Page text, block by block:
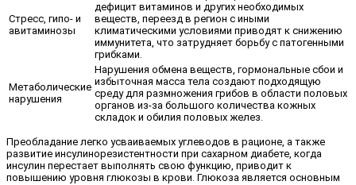
Стресс, гипо- и
авитаминозы
дефицит витаминов и других необходимых
веществ, переезд в регион с иными
климатическими условиями приводят к снижению
иммунитета, что затрудняет борьбу с патогенными
грибками.
Метаболические
нарушения
Нарушения обмена веществ, гормональные сбои и
избыточная масса тела создают подходящую
среду для размножения грибов в области половых
органов из-за большого количества кожных
складок и обилия половых желез.
Преобладание легко усваиваемых углеводов в рационе, а также
развитие инсулинорезистентности при сахарном диабете, когда
инсулин перестает выполнять свою функцию, приводит к
повышению уровня глюкозы в крови. Глюкоза является основным